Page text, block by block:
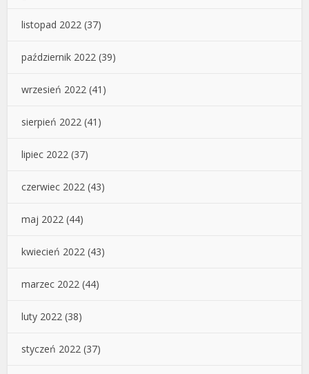
listopad 2022 (37)
październik 2022 (39)
wrzesień 2022 (41)
sierpień 2022 (41)
lipiec 2022 (37)
czerwiec 2022 (43)
maj 2022 (44)
kwiecień 2022 (43)
marzec 2022 (44)
luty 2022 (38)
styczeń 2022 (37)